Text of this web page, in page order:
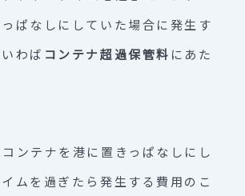
ぱなしにしていた場合に発生す
わば コンテナ超過保管料 にあた
ンテナを港に置きっぱなしにし
ムを過ぎたら発生する費用のこ